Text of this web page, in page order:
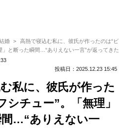
婚
高熱で寝込む私に、彼氏が作ったのは“ビ
」と断った瞬間…“ありえない一言”が返ってきた
投稿日：2025.12.23 15:45
私に、彼氏が作った
シチュー”。「無理」
間…“ありえない一